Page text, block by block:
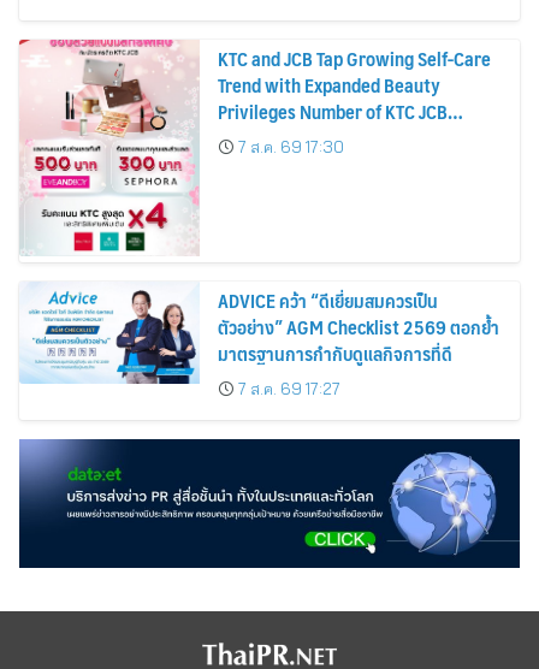
KTC and JCB Tap Growing Self-Care
Trend with Expanded Beauty
Privileges Number of KTC JCB
Cardmembers Spending on
Cosmetics Rises 26%
7 ส.ค. 69 17:30
ADVICE คว้า “ดีเยี่ยมสมควรเป็น
ตัวอย่าง” AGM Checklist 2569 ตอกย้ำ
มาตรฐานการกำกับดูแลกิจการที่ดี
7 ส.ค. 69 17:27